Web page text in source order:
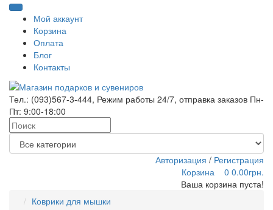
Мой аккаунт
Корзина
Оплата
Блог
Контакты
Тел.: (093)567-3-444, Режим работы 24/7, отправка заказов Пн-
Пт: 9:00-18:00
Авторизация / Регистрация
Корзина
0 0.00грн.
Ваша корзина пуста!
Коврики для мышки